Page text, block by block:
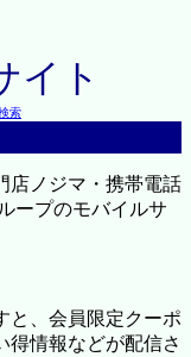
イト
索
店ノジマ・携帯電話
ープのモバイルサ
と、会員限定クーポ
得情報などが配信さ